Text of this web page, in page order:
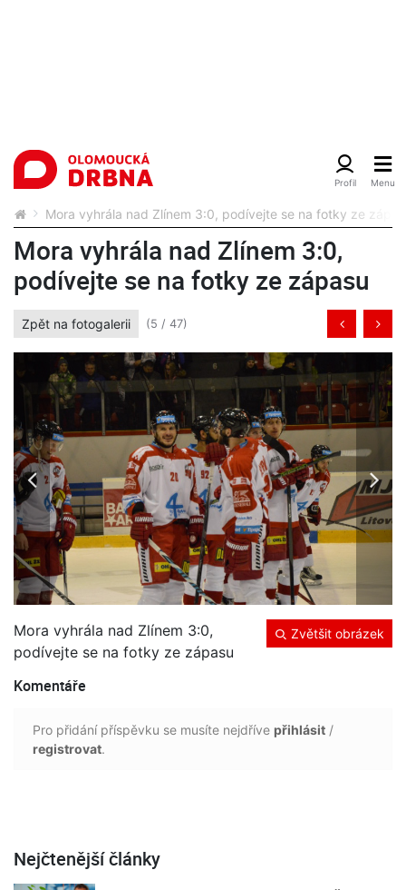
Mora vyhrála nad Zlínem 3:0, podívejte se na fotky ze
Mora vyhrála nad Zlínem 3:0,
podívejte se na fotky ze zápasu
Zpět na fotogalerii (5 / 47)
Zvětšit obrázek
Mora vyhrála nad Zlínem 3:0,
podívejte se na fotky ze zápasu
Komentáře
Pro přidání příspěvku se musíte nejdříve přihlásit /
registrovat.
Nejčtenější články